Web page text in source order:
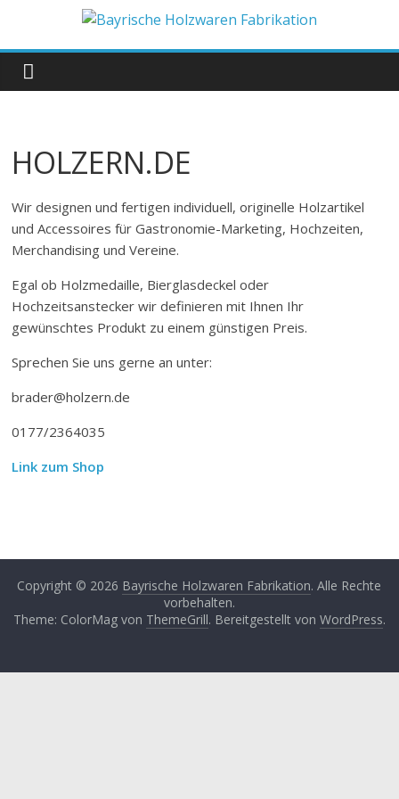
springen
Bayrische
Holzwaren
Fabrikation
HOLZERN.DE
Wir designen und fertigen individuell, originelle Holzartikel
und Accessoires für Gastronomie-Marketing, Hochzeiten,
Merchandising und Vereine.
Egal ob Holzmedaille, Bierglasdeckel oder
Hochzeitsanstecker wir definieren mit Ihnen Ihr
gewünschtes Produkt zu einem günstigen Preis.
Sprechen Sie uns gerne an unter:
brader@holzern.de
0177/2364035
Link zum Shop
Copyright © 2026 Bayrische Holzwaren Fabrikation. Alle Rechte
vorbehalten.
Theme: ColorMag von ThemeGrill. Bereitgestellt von WordPress.